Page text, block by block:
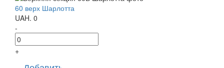
60 верх Шарлотта
UAH. 0
-
+